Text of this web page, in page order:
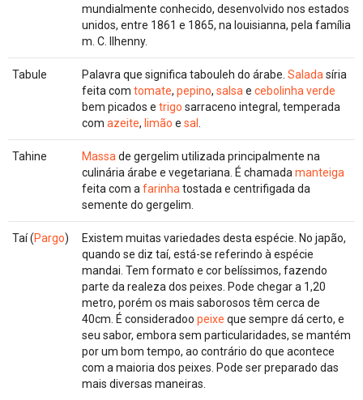
mundialmente conhecido, desenvolvido nos estados
unidos, entre 1861 e 1865, na louisianna, pela família
m. C. Ilhenny.
Tabule Palavra que significa tabouleh do árabe. Salada síria
feita com tomate, pepino, salsa e cebolinha verde
bem picados e trigo sarraceno integral, temperada
com azeite, limão e sal
Tahine Massa de gergelim utilizada principalmente na
culinária árabe e vegetariana. É chamada manteiga
feita com a farinha tostada e centrifigada da
semente do gergelim.
Taí (Pargo)
Existem muitas variedades desta espécie. No japão,
quando se diz taí, está-se referindo à espécie
mandai. Tem formato e cor belíssimos, fazendo
parte da realeza dos peixes. Pode chegar a 1,20
metro, porém os mais saborosos têm cerca de
40cm. É consideradoo peixe que sempre dá certo, e
seu sabor, embora sem particularidades, se mantém
por um bom tempo, ao contrário do que acontece
com a maioria dos peixes. Pode ser preparado das
mais diversas maneiras.